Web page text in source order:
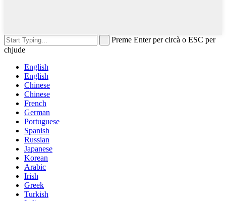
Preme Enter per circà o ESC per
chjude
English
English
Chinese
Chinese
French
German
Portuguese
Spanish
Russian
Japanese
Korean
Arabic
Irish
Greek
Turkish